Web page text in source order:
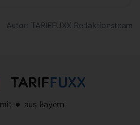
Autor: TARIFFUXX Redaktionsteam
mit aus Bayern